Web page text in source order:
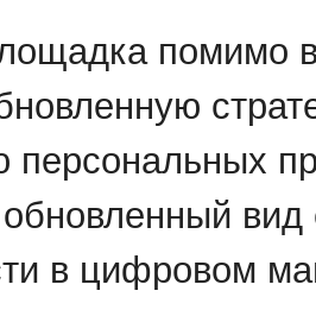
помимо
персональных
обновленный
в цифровом